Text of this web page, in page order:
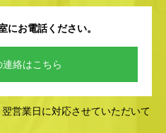
にお電話ください。
絡はこちら
営業日に対応させていただいて